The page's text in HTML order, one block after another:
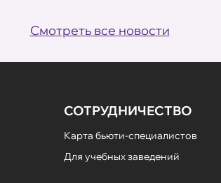
Смотреть все новости
СОТРУДНИЧЕСТВО
Карта бьюти-специалистов
Для учебных заведений